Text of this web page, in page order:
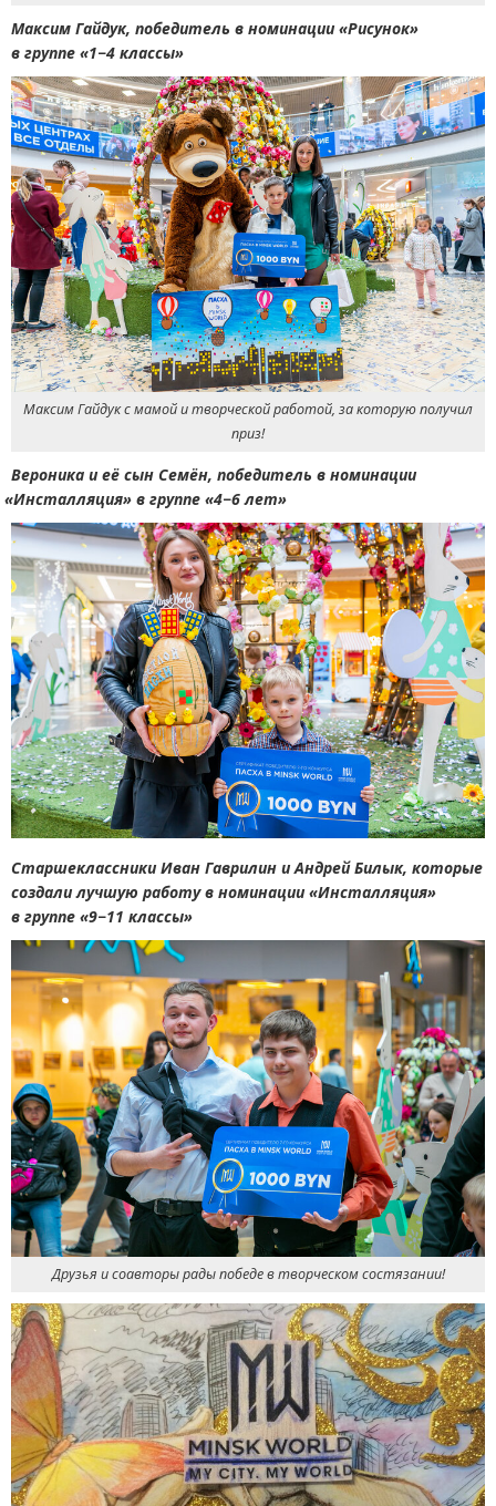
Максим Гайдук, победитель в номинации «Рисунок»
в группе «1−4 классы»
Максим Гайдук с мамой и творческой работой, за которую получил
приз!
Вероника и её сын Семён, победитель в номинации
«Инсталляция» в группе «4−6 лет»
Старшеклассники Иван Гаврилин и Андрей Билык, которые
создали лучшую работу в номинации «Инсталляция»
в группе «9−11 классы»
Друзья и соавторы рады победе в творческом состязании!